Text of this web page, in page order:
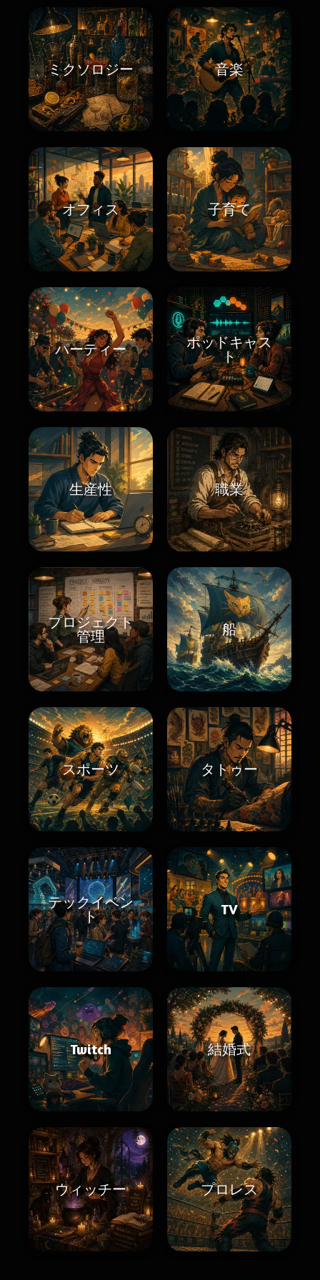
ミクソロジー 音楽
オフィス 子育て
パーティー
ポッドキャス
ト
生産性 職業
プロジェクト
管理
船
スポーツ タトゥー
テックイベン
ト
TV
Twitch 結婚式
ウィッチー プロレス